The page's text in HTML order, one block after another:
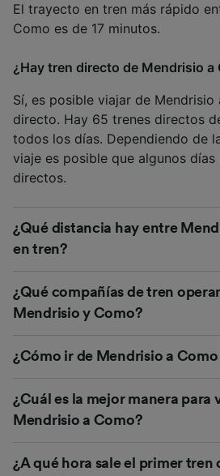
El trayecto en tren más rápido
Como es de 17 minutos.
¿Hay tren directo de Mendrisio a
Sí, es posible viajar de Mendrisio
directo. Hay 65 trenes directos
todos los días. Dependiendo de
viaje es posible que algunos días
directos.
¿Qué distancia hay entre
en tren?
¿Qué compañías de tren
Mendrisio y Como?
¿Cómo ir de Mendrisio a
¿Cuál es la mejor manera para
Mendrisio a Como?
¿A qué hora sale el primer tren